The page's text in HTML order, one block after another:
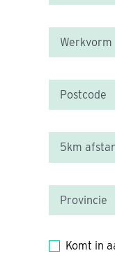
Komt in